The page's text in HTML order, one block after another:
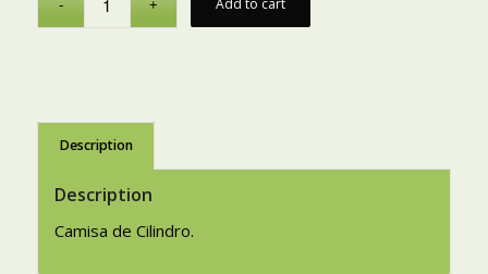
Description
Description
Camisa de Cilindro.